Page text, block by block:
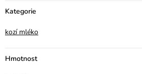
Kategorie
kozí mléko
Hmotnost